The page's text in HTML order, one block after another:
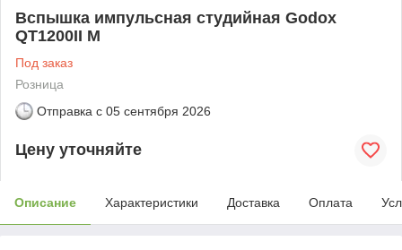
Вспышка импульсная студийная Godox
QT1200II M
Под заказ
Розница
Отправка с 05 сентября 2026
Цену уточняйте
Описание Характеристики Доставка Оплата